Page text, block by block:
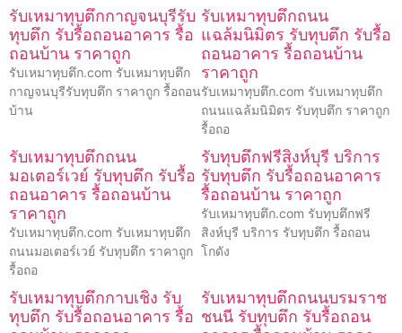
รับเหมาทุบตึกกาญจนบุรีรับ
ทุบตึก รับรื้อถอนอาคาร รื้อ
ถอนบ้าน ราคาถูก
รับเหมาทุบตึก.com รับเหมาทุบตึก
กาญจนบุรีรับทุบตึก ราคาถูก รื้อถอน
บ้าน
รับเหมาทุบตึกถนน
แฉล้มนิมิตร รับทุบตึก รับรื้อ
ถอนอาคาร รื้อถอนบ้าน
ราคาถูก
รับเหมาทุบตึก.com รับเหมาทุบตึก
ถนนแฉล้มนิมิตร รับทุบตึก ราคาถูก
รื้อถอ
รับเหมาทุบตึกถนน
มอเตอร์เวย์ รับทุบตึก รับรื้อ
ถอนอาคาร รื้อถอนบ้าน
ราคาถูก
รับเหมาทุบตึก.com รับเหมาทุบตึก
ถนนมอเตอร์เวย์ รับทุบตึก ราคาถูก
รื้อถอ
รับทุบตึกฟรีสิงห์บุรี บริการ
รับทุบตึก รับรื้อถอนอาคาร
รื้อถอนบ้าน ราคาถูก
รับเหมาทุบตึก.com รับทุบตึกฟรี
สิงห์บุรี บริการ รับทุบตึก รื้อถอน
โกดัง
รับเหมาทุบตึกกาบเชิง รับ
ทุบตึก รับรื้อถอนอาคาร รื้อ
รับเหมาทุบตึกถนนบรมราช
ชนนี รับทุบตึก รับรื้อถอน